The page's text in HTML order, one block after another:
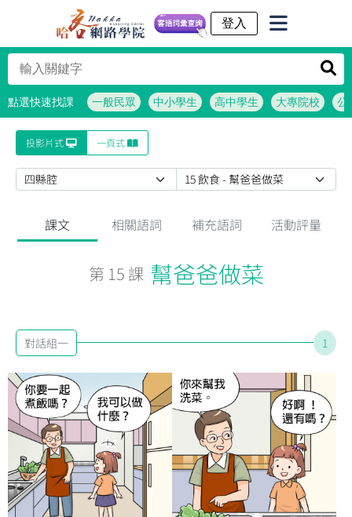
客語詞彙查詢
點選快速找課 一般民眾 中小學生 高中學生 大專院校 公
投影片式 一頁式
課文 相關語詞 補充語詞 活動評量
第 15 課 幫爸爸做菜
對話組一 1